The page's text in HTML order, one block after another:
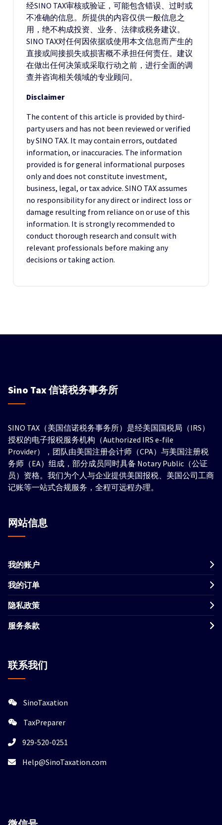
经SINO TAX审核或验证，可能包含错误、过时或
不准确的信息。所提供的内容仅供一般信息之
用，绝不构成投资、业务、法律或税务建议。
SINO TAX对任何因依据或使用本文信息而产生的
直接或间接损失或损害概不承担任何责任。建议
在做出任何决策或采取行动之前，进行全面的调
查并咨询相关领域的专业顾问。
Disclaimer
The content of this article is provided by third-
party users and has not been reviewed or verified
by SINO TAX. It may contain errors, outdated
information, or inaccuracies. The information
provided is for general informational purposes
only and does not constitute investment,
business, legal, or tax advice. SINO TAX assumes
no responsibility for any direct or indirect loss or
damage resulting from reliance on or use of this
information. It is strongly recommended to
conduct thorough research and consult with
relevant professionals before making any
decisions or taking action.
Sino Tax信诺税务事务所
SINO TAX（美国信诺税务事务所）是经美国国税局（IRS）
授权的电子报税服务机构（Authorized IRS e-file
Provider），团队由美国注册会计师（CPA）与美国注册税
务师（EA）组成，部分成员同时具备 Notary Public（公证
员）资格。我们为个人与企业提供美国报税、美国公司工商
记账等一站式合规服务，全程可远程办理。
网站信息
我的账户
我的订单
隐私政策
服务条款
联系我们
SinoTaxation
TaxPreparer
929-520-0251
Help@SinoTaxation.com